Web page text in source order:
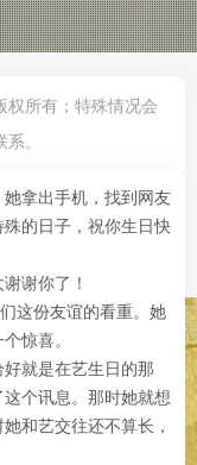
权所有；特殊情况会
。
她拿出手机，找到网友
的日子，祝你生日快
谢你了！
这份友谊的看重。她
惊喜。
就是在艺生日的那
个讯息。那时她就想
和艺交往还不算长，